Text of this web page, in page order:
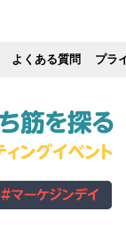
よくある質問 プラ